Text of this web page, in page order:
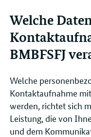
Welche
BMBFSFJ
Welche
Kontaktaufnahme
werden, richtet sich
Leistung, die von
und dem